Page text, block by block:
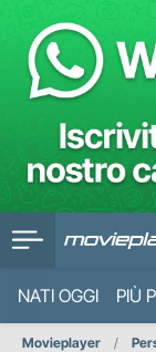
NATI OGGI PIÙ
Movieplayer